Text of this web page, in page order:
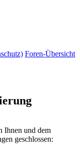
Foren-Übersicht
Ihnen und dem
geschlossen: